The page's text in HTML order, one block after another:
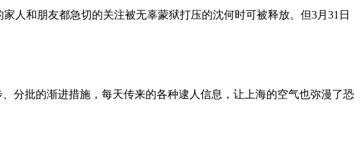
人和朋友都急切的关注被无辜蒙狱打压的沈何时可被释放。但3月31日
分批的渐进措施，每天传来的各种逮人信息，让上海的空气也弥漫了恐